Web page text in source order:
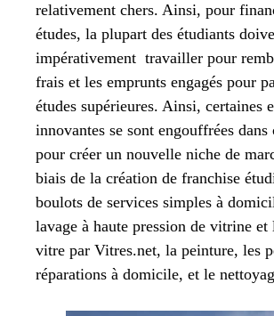
relativement chers. Ainsi, pour
études, la plupart des étudiants
impérativement travailler pour
frais et les emprunts engagés pour
études supérieures. Ainsi, certaines
innovantes se sont engouffrées dans
pour créer un nouvelle niche de
biais de la création de franchise
boulots de services simples à
lavage à haute pression de vitrine et
vitre par Vitres.net, la peinture, les
réparations à domicile, et le